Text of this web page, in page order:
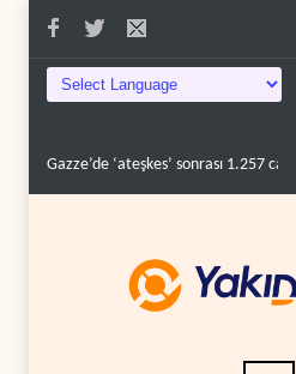
Gazze’de ‘ateşkes’ sonrası 1.257 can